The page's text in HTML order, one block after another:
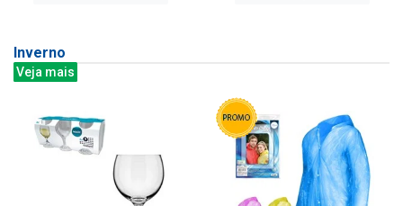
Inverno
Veja mais